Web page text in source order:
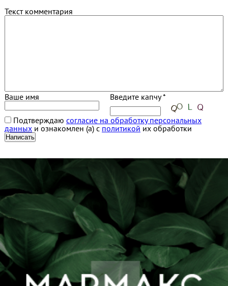
Текст комментария
Ваше имя Введите капчу *
Подтверждаю согласие на обработку персональных
данныхи ознакомлен (а) с политикой их обработки